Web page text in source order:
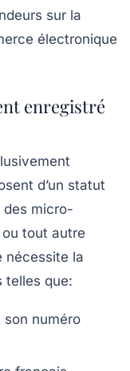
sur la
électronique
enregistré
d’un statut
des micro-
ou tout autre
nécessite la
telles que:
son numéro